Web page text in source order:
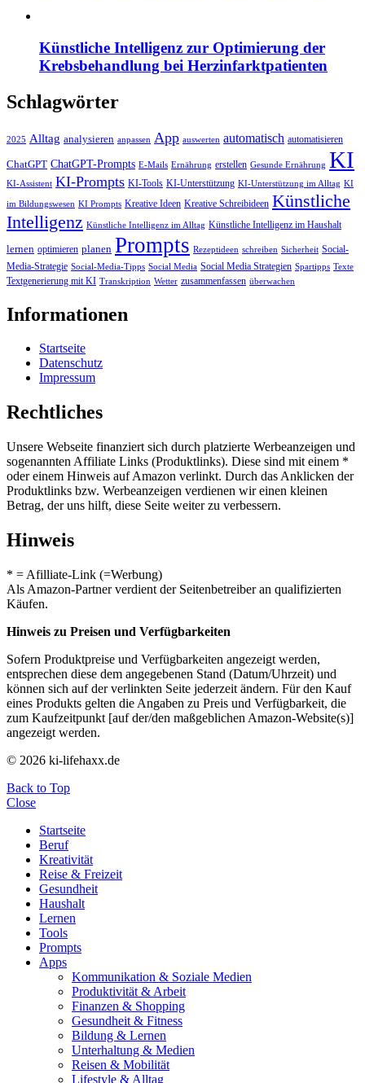
Künstliche Intelligenz zur Optimierung der
Krebsbehandlung bei Herzinfarktpatienten
Schlagwörter
2025 Alltag analysieren anpassen App auswerten automatisch automatisieren
ChatGPT ChatGPT-Prompts E-Mails Ernährung erstellen Gesunde Ernährung KI
KI-Assistent KI-Prompts KI-Tools KI-Unterstützung KI-Unterstützung im Alltag KI
im Bildungswesen KI Prompts Kreative Ideen Kreative Schreibideen Künstliche
Intelligenz Künstliche Intelligenz im Alltag Künstliche Intelligenz im Haushalt
lernen optimieren planen Prompts Rezeptideen schreiben Sicherheit Social-
Media-Strategie Social-Media-Tipps Social Media Social Media Strategien Spartipps Texte
Textgenerierung mit KI Transkription Wetter zusammenfassen überwachen
Informationen
Startseite
Datenschutz
Impressum
Rechtliches
Unsere Webseite finanziert sich durch platzierte Werbeanzeigen und
sogenannten Affiliate Links (Produktlinks). Diese sind mit einem *
oder einem Hinweis auf Amazon verlinkt. Durch das Anklicken der
Produktlinks bzw. Werbeanzeigen verdienen wir einen kleinen
Betrag, der uns hilft, diese Seite weiter zu verbessern.
Hinweis
* = Afilliate-Link (=Werbung)
Als Amazon-Partner verdient der Seitenbetreiber an qualifizierten
Käufen.
Hinweis zu Preisen und Verfügbarkeiten
Sofern Produktpreise und Verfügbarkeiten angezeigt werden,
entsprechen diese dem angegebenen Stand (Datum/Uhrzeit) und
können sich auf der verlinkten Seite jederzeit ändern. Für den Kauf
eines Produkts gelten die Angaben zu Preis und Verfügbarkeit, die
zum Kaufzeitpunkt [auf der/den maßgeblichen Amazon-Website(s)]
angezeigt werden.
© 2026 ki-lifehaxx.de
Back to Top
Close
Startseite
Beruf
Kreativität
Reise & Freizeit
Gesundheit
Haushalt
Lernen
Tools
Prompts
Apps
Kommunikation & Soziale Medien
Produktivität & Arbeit
Finanzen & Shopping
Gesundheit & Fitness
Bildung & Lernen
Unterhaltung & Medien
Reisen & Mobilität
Lifestyle & Alltag